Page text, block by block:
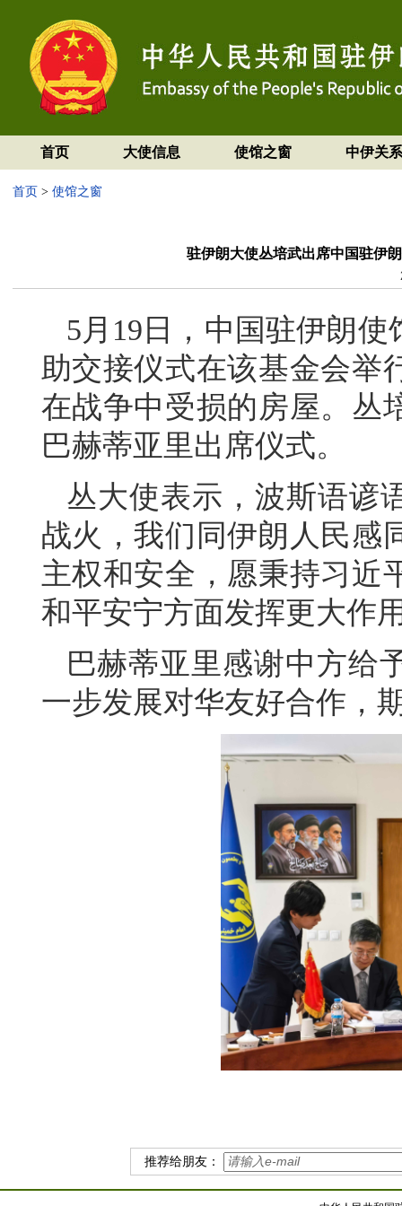
首页 大使信息 使馆之窗 中伊关系
首页 > 使馆之窗
驻伊朗大使丛培武出席中国驻伊
5月19日，中国驻伊朗
助交接仪式在该基金会举
在战争中受损的房屋。丛
巴赫蒂亚里出席仪式。
丛大使表示，波斯语谚
战火，我们同伊朗人民感
主权和安全，愿秉持习近
和平安宁方面发挥更大作
巴赫蒂亚里感谢中方给
一步发展对华友好合作，
推荐给朋友：